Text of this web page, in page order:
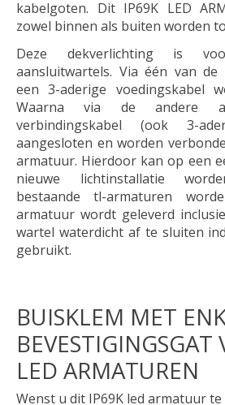
kabelgoten. Dit IP69K LED
zowel binnen als buiten worden
Deze dekverlichting is
aansluitwartels. Via één van de
een 3-aderige voedingskabel
Waarna via de andere
verbindingskabel (ook 3-
aangesloten en worden
armatuur. Hierdoor kan op een
nieuwe lichtinstallatie
bestaande tl-armaturen
armatuur wordt geleverd
wartel waterdicht af te sluiten
gebruikt.
BUISKLEM MET
LED ARMATUREN
Wenst u dit IP69K led armatuur